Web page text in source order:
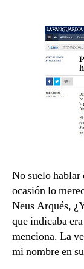
No suelo hablar
ocasión lo
Neus Arqués,
que indicaba
menciona. La
mi nombre en